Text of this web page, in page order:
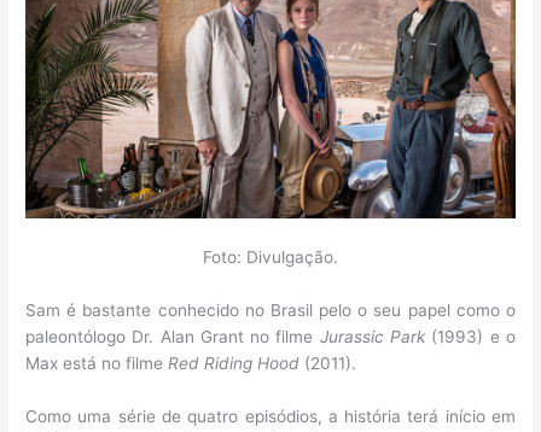
Foto: Divulgação.
Sam é bastante conhecido no Brasil pelo o seu papel como o
paleontólogo Dr. Alan Grant no filme Jurassic Park (1993) e o
Max está no filme Red Riding Hood (2011).
Como uma série de quatro episódios, a história terá início em